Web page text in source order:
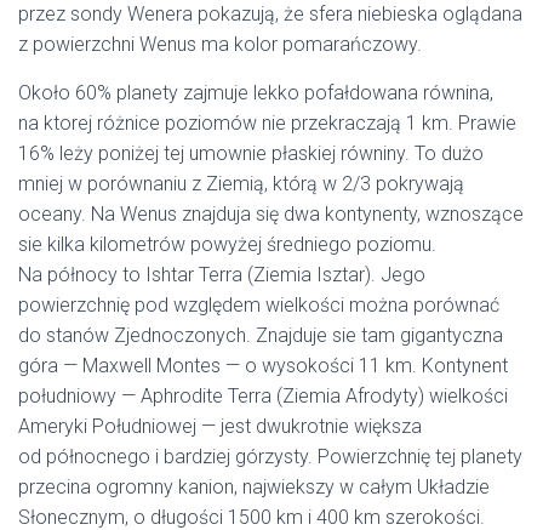
przez sondy Wenera pokazują, że sfera niebieska oglądana
z powierzchni Wenus ma kolor pomarańczowy.
Około 60% planety zajmuje lekko pofałdowana równina,
na ktorej różnice poziomów nie przekraczają 1 km. Prawie
16% leży poniżej tej umownie płaskiej równiny. To dużo
mniej w porównaniu z Ziemią, którą w 2/3 pokrywają
oceany. Na Wenus znajduja się dwa kontynenty, wznoszące
sie kilka kilometrów powyżej średniego poziomu.
Na północy to Ishtar Terra (Ziemia Isztar). Jego
powierzchnię pod względem wielkości można porównać
do stanów Zjednoczonych. Znajduje sie tam gigantyczna
góra — Maxwell Montes — o wysokości 11 km. Kontynent
południowy — Aphrodite Terra (Ziemia Afrodyty) wielkości
Ameryki Południowej — jest dwukrotnie większa
od północnego i bardziej górzysty. Powierzchnię tej planety
przecina ogromny kanion, najwiekszy w całym Układzie
Słonecznym, o długości 1500 km i 400 km szerokości.